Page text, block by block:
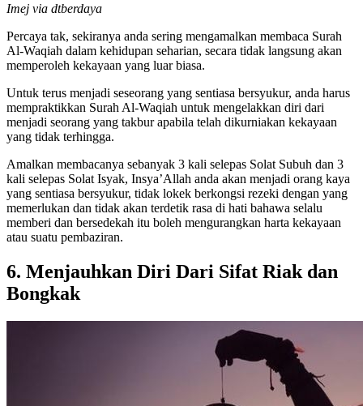
Imej via dtberdaya
Percaya tak, sekiranya anda sering mengamalkan membaca Surah
Al-Waqiah dalam kehidupan seharian, secara tidak langsung akan
memperoleh kekayaan yang luar biasa.
Untuk terus menjadi seseorang yang sentiasa bersyukur, anda harus
mempraktikkan Surah Al-Waqiah untuk mengelakkan diri dari
menjadi seorang yang takbur apabila telah dikurniakan kekayaan
yang tidak terhingga.
Amalkan membacanya sebanyak 3 kali selepas Solat Subuh dan 3
kali selepas Solat Isyak, Insya’Allah anda akan menjadi orang kaya
yang sentiasa bersyukur, tidak lokek berkongsi rezeki dengan yang
memerlukan dan tidak akan terdetik rasa di hati bahawa selalu
memberi dan bersedekah itu boleh mengurangkan harta kekayaan
atau suatu pembaziran.
6. Menjauhkan Diri Dari Sifat Riak dan
Bongkak